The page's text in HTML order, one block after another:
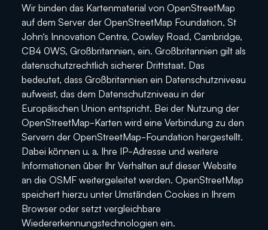
Wir binden das Kartenmaterial von OpenStreetMap
auf dem Server der OpenStreetMap Foundation, St
John’s Innovation Centre, Cowley Road, Cambridge,
CB4 0WS, Großbritannien, ein. Großbritannien gilt als
datenschutzrechtlich sicherer Drittstaat. Das
bedeutet, dass Großbritannien ein Datenschutzniveau
aufweist, das dem Datenschutzniveau in der
Europäischen Union entspricht. Bei der Nutzung der
OpenStreetMap-Karten wird eine Verbindung zu den
Servern der OpenStreetMap-Foundation hergestellt.
Dabei können u. a. Ihre IP-Adresse und weitere
Informationen über Ihr Verhalten auf dieser Website
an die OSMF weitergeleitet werden. OpenStreetMap
speichert hierzu unter Umständen Cookies in Ihrem
Browser oder setzt vergleichbare
Wiedererkennungstechnologien ein.